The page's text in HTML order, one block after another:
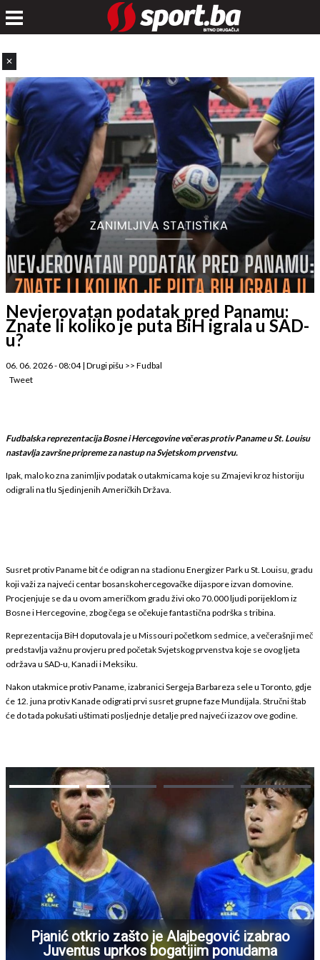
✕
Nevjerovatan podatak pred Panamu:
Znate li koliko je puta BiH igrala u SAD-
u?
06. 06. 2026 - 08:04| Drugi pišu >> Fudbal
Tweet
Fudbalska reprezentacija Bosne i Hercegovine večeras protiv Paname u St. Louisu
nastavlja završne pripreme za nastup na Svjetskom prvenstvu.
Ipak, malo ko zna zanimljiv podatak o utakmicama koje su Zmajevi kroz historiju
odigrali na tlu Sjedinjenih Američkih Država.
Susret protiv Paname bit će odigran na stadionu Energizer Park u St. Louisu, gradu
koji važi za najveći centar bosanskohercegovačke dijaspore izvan domovine.
Procjenjuje se da u ovom američkom gradu živi oko 70.000 ljudi porijeklom iz
Bosne i Hercegovine, zbog čega se očekuje fantastična podrška s tribina.
Reprezentacija BiH doputovala je u Missouri početkom sedmice, a večerašnji meč
predstavlja važnu provjeru pred početak Svjetskog prvenstva koje se ovog ljeta
održava u SAD-u, Kanadi i Meksiku.
Nakon utakmice protiv Paname, izabranici Sergeja Barbareza sele u Toronto, gdje
će 12. juna protiv Kanade odigrati prvi susret grupne faze Mundijala. Stručni štab
će do tada pokušati uštimati posljednje detalje pred najveći izazov ove godine.
Pjanić otkrio zašto je Alajbegović izabrao
Juventus uprkos bogatijim ponudama